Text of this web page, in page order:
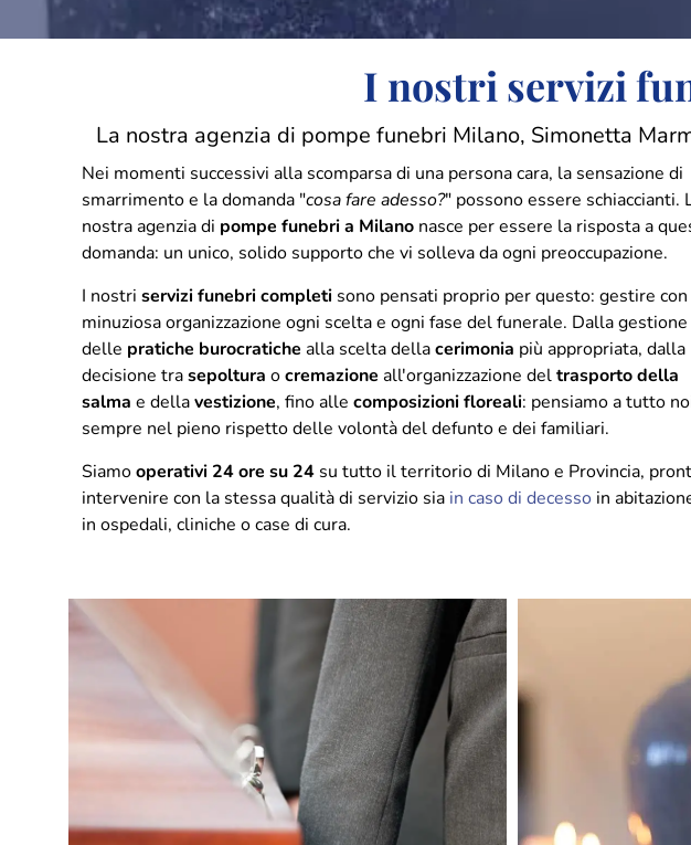
I nostri servizi
La nostra agenzia di pompe funebri Milano, Simonetta
Nei momenti successivi alla scomparsa di una persona cara, la sensazione di
smarrimento e la domanda "cosa fare adesso?" possono essere schiaccianti.
nostra agenzia di pompe funebri a Milano nasce per essere la risposta a
domanda: un unico, solido supporto che vi solleva da ogni preoccupazione.
I nostri servizi funebri completi sono pensati proprio per questo: gestire con
minuziosa organizzazione ogni scelta e ogni fase del funerale. Dalla gestione
delle pratiche burocratiche alla scelta dellacerimonia più appropriata, dalla
decisione trasepoltura ocremazione all'organizzazione deltrasporto della
salma e dellavestizione, fino alle composizioni floreali: pensiamo a tutto
sempre nel pieno rispetto delle volontà del defunto e dei familiari.
Siamooperativi 24 ore su 24 su tutto il territorio di Milano e Provincia,
intervenire con la stessa qualità di servizio sia in caso di decesso in
in ospedali, cliniche o case di cura.